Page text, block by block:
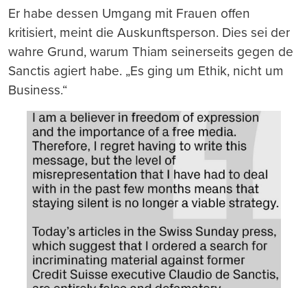
Er habe dessen Umgang mit Frauen offen
kritisiert, meint die Auskunftsperson. Dies sei der
wahre Grund, warum Thiam seinerseits gegen de
Sanctis agiert habe. „Es ging um Ethik, nicht um
Business.“